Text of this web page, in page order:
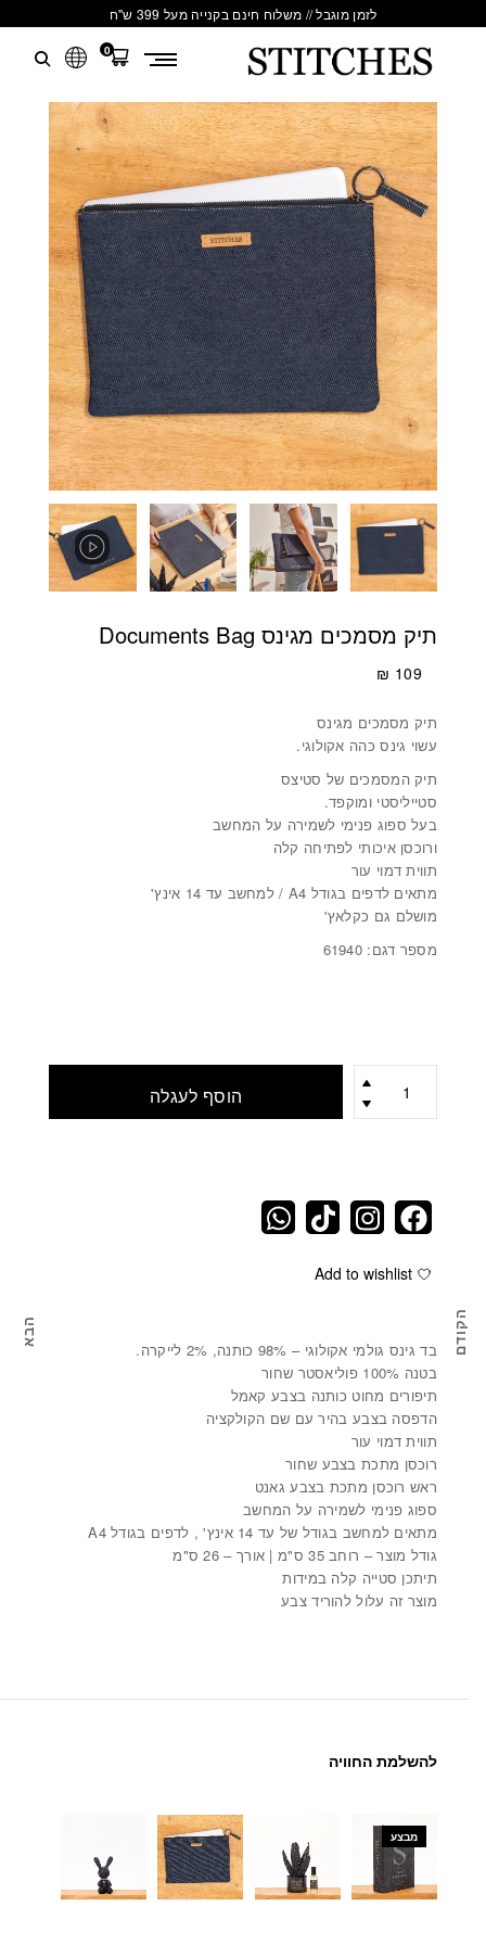
לזמן מוגבל // משלוח חינם בקנייה מעל 399 ש"ח
S
T
I
T
C
H
E
S
0
תיק מסמכים מגינס Documents Bag
₪ 109
תיק מסמכים מגינס
עשוי גינס כהה אקולוגי.
תיק המסמכים של סטיצס
סטייליסטי ומוקפד.
בעל ספוג פנימי לשמירה על המחשב
ורוכסן איכותי לפתיחה קלה
תווית דמוי עור
מתאים לדפים בגודל A4 / למחשב עד 14 אינץ'
מושלם גם כקלאץ'
מספר דגם: 61940
הוסף לעגלה
Add to wishlist
בד גינס גולמי אקולוגי – 98% כותנה, 2% לייקרה.
בטנה 100% פוליאסטר שחור
תיפורים מחוט כותנה בצבע קאמל
הדפסה בצבע בהיר עם שם הקולקציה
תווית דמוי עור
רוכסן מתכת בצבע שחור
ראש רוכסן מתכת בצבע גאנט
ספוג פנימי לשמירה על המחשב
מתאים למחשב בגודל של עד 14 אינץ' , לדפים בגודל A4
גודל מוצר – רוחב 35 ס"מ | אורך – 26 ס"מ
תיתכן סטייה קלה במידות
מוצר זה עלול להוריד צבע
הקודם
סט טרמי למטבח מגינס KITCHEN SET הבא
להשלמת החוויה
מבצע